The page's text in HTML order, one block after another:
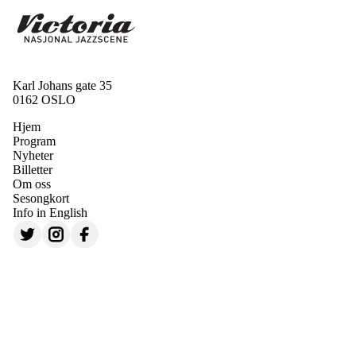
Karl Johans gate 35
0162 OSLO
Hjem
Program
Nyheter
Billetter
Om oss
Sesongkort
Info in English